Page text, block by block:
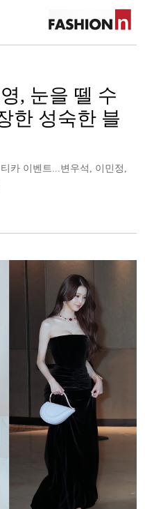
, 눈을 뗄 수
한 성숙한 블
카 이벤트...변우석, 이민정,